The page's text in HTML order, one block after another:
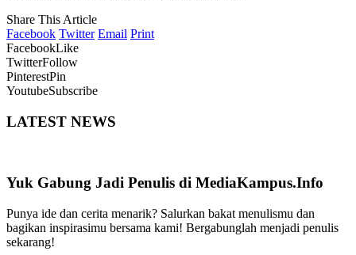
Share This Article
Facebook Twitter Email Print
FacebookLike
TwitterFollow
PinterestPin
YoutubeSubscribe
LATEST NEWS
Yuk Gabung Jadi Penulis di MediaKampus.Info
Punya ide dan cerita menarik? Salurkan bakat menulismu dan
bagikan inspirasimu bersama kami! Bergabunglah menjadi penulis
sekarang!